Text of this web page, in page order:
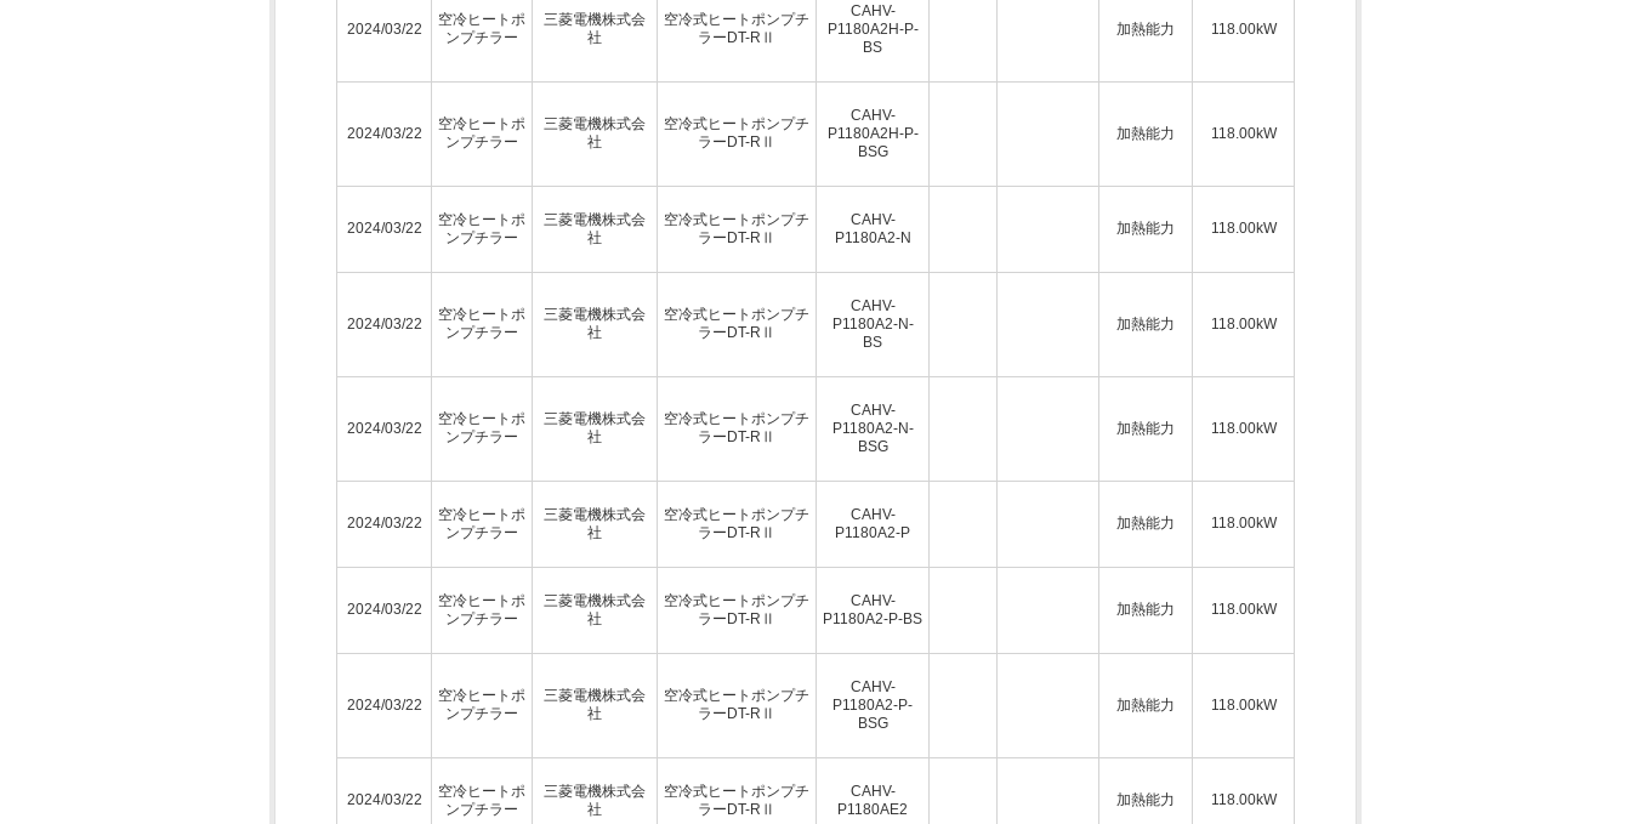
2024/03/22
空冷ヒートポ
ンプチラー
三菱電機株式会
社
空冷式ヒートポンプチ
ラーDT-RⅡ
CAHV-
P1180A2H-P-
BS
加熱能力 118.00kW
2024/03/22
空冷ヒートポ
ンプチラー
三菱電機株式会
社
空冷式ヒートポンプチ
ラーDT-RⅡ
CAHV-
P1180A2H-P-
BSG
加熱能力 118.00kW
2024/03/22
空冷ヒートポ
ンプチラー
三菱電機株式会
社
空冷式ヒートポンプチ
ラーDT-RⅡ
CAHV-
P1180A2-N
加熱能力 118.00kW
2024/03/22
空冷ヒートポ
ンプチラー
三菱電機株式会
社
空冷式ヒートポンプチ
ラーDT-RⅡ
CAHV-
P1180A2-N-
BS
加熱能力 118.00kW
2024/03/22
空冷ヒートポ
ンプチラー
三菱電機株式会
社
空冷式ヒートポンプチ
ラーDT-RⅡ
CAHV-
P1180A2-N-
BSG
加熱能力 118.00kW
2024/03/22
空冷ヒートポ
ンプチラー
三菱電機株式会
社
空冷式ヒートポンプチ
ラーDT-RⅡ
CAHV-
P1180A2-P
加熱能力 118.00kW
2024/03/22
空冷ヒートポ
ンプチラー
三菱電機株式会
社
空冷式ヒートポンプチ
ラーDT-RⅡ
CAHV-
P1180A2-P-BS
加熱能力 118.00kW
2024/03/22
空冷ヒートポ
ンプチラー
三菱電機株式会
社
空冷式ヒートポンプチ
ラーDT-RⅡ
CAHV-
P1180A2-P-
BSG
加熱能力 118.00kW
2024/03/22
空冷ヒートポ
ンプチラー
三菱電機株式会
社
空冷式ヒートポンプチ
ラーDT-RⅡ
CAHV-
P1180AE2
加熱能力 118.00kW